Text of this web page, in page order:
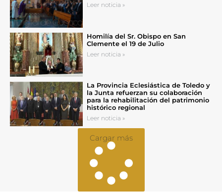
Leer noticia »
Homilía del Sr. Obispo en San
Clemente el 19 de Julio
Leer noticia »
La Provincia Eclesiástica de Toledo y
la Junta refuerzan su colaboración
para la rehabilitación del patrimonio
histórico regional
Leer noticia »
Cargar más